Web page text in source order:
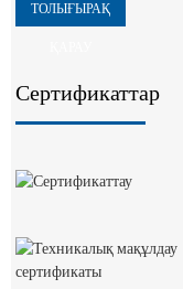
ТОЛЫҒЫРАҚ
Сертификаттар